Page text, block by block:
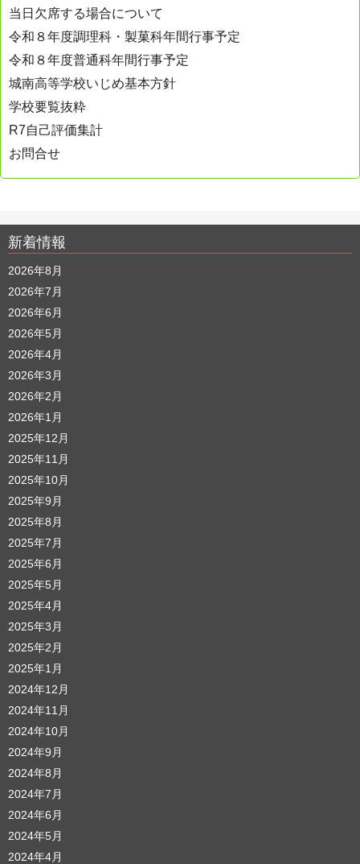
当日欠席する場合について
令和８年度調理科・製菓科年間行事予定
令和８年度普通科年間行事予定
城南高等学校いじめ基本方針
学校要覧抜粋
R7自己評価集計
お問合せ
新着情報
2026年8月
2026年7月
2026年6月
2026年5月
2026年4月
2026年3月
2026年2月
2026年1月
2025年12月
2025年11月
2025年10月
2025年9月
2025年8月
2025年7月
2025年6月
2025年5月
2025年4月
2025年3月
2025年2月
2025年1月
2024年12月
2024年11月
2024年10月
2024年9月
2024年8月
2024年7月
2024年6月
2024年5月
2024年4月